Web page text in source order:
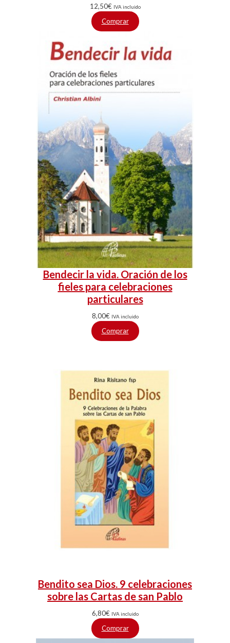
12,50€ IVA incluido
Comprar
Bendecir la vida. Oración de los
fieles para celebraciones
particulares
8,00€ IVA incluido
Comprar
Bendito sea Dios. 9 celebraciones
sobre las Cartas de san Pablo
6,80€ IVA incluido
Comprar